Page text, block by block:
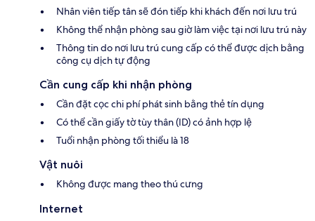
Nhân viên tiếp tân sẽ đón tiếp khi khách đến nơi lưu trú
Không thể nhận phòng sau giờ làm việc tại nơi lưu trú này
Thông tin do nơi lưu trú cung cấp có thể được dịch bằng
công cụ dịch tự động
Cần cung cấp khi nhận phòng
Cần đặt cọc chi phí phát sinh bằng thẻ tín dụng
Có thể cần giấy tờ tùy thân (ID) có ảnh hợp lệ
Tuổi nhận phòng tối thiểu là 18
Vật nuôi
Không được mang theo thú cưng
Internet